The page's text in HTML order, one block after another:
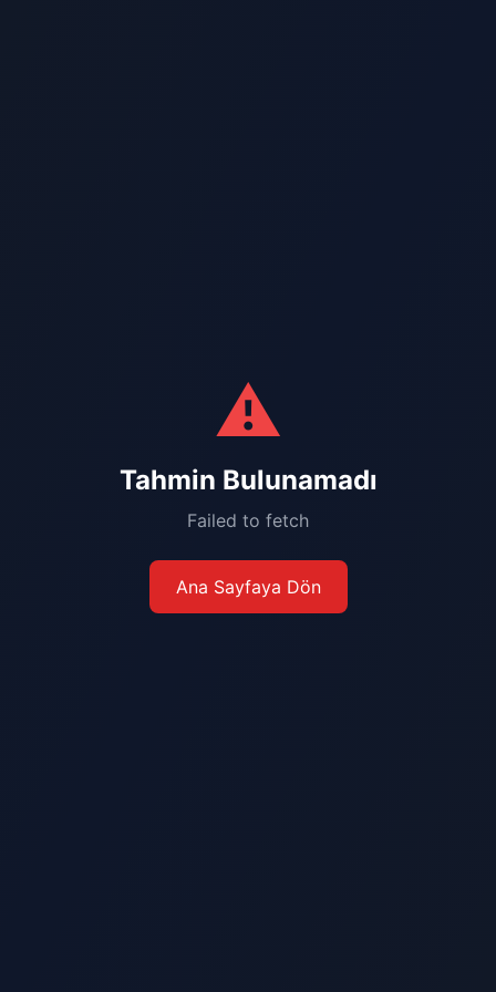
⚠️
Tahmin Bulunamadı
Failed to fetch
Ana Sayfaya Dön